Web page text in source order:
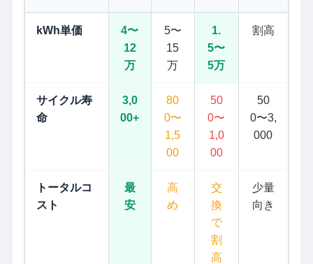
kWh単価
4〜
12
万
5〜
15
万
1.
5〜
5万
割高
サイクル寿
命
3,0
00+
80
0〜
1,5
00
50
0〜
1,0
00
50
0〜3,
000
トータルコ
スト
最
安
高
め
交
換
で
割
高
少量
向き